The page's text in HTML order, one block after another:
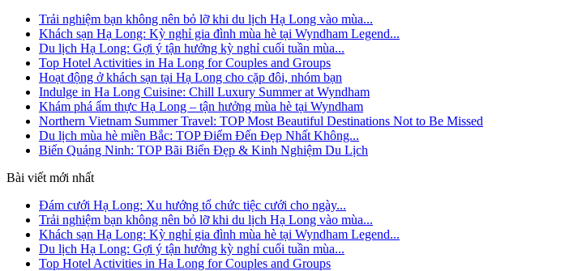
Trải nghiệm bạn không nên bỏ lỡ khi du lịch Hạ Long vào mùa...
Khách sạn Hạ Long: Kỳ nghỉ gia đình mùa hè tại Wyndham Legend...
Du lịch Hạ Long: Gợi ý tận hưởng kỳ nghỉ cuối tuần mùa...
Top Hotel Activities in Ha Long for Couples and Groups
Hoạt động ở khách sạn tại Hạ Long cho cặp đôi, nhóm bạn
Indulge in Ha Long Cuisine: Chill Luxury Summer at Wyndham
Khám phá ẩm thực Hạ Long – tận hưởng mùa hè tại Wyndham
Northern Vietnam Summer Travel: TOP Most Beautiful Destinations Not to Be Missed
Du lịch mùa hè miền Bắc: TOP Điểm Đến Đẹp Nhất Không...
Biển Quảng Ninh: TOP Bãi Biển Đẹp & Kinh Nghiệm Du Lịch
Bài viết mới nhất
Đám cưới Hạ Long: Xu hướng tổ chức tiệc cưới cho ngày...
Trải nghiệm bạn không nên bỏ lỡ khi du lịch Hạ Long vào mùa...
Khách sạn Hạ Long: Kỳ nghỉ gia đình mùa hè tại Wyndham Legend...
Du lịch Hạ Long: Gợi ý tận hưởng kỳ nghỉ cuối tuần mùa...
Top Hotel Activities in Ha Long for Couples and Groups